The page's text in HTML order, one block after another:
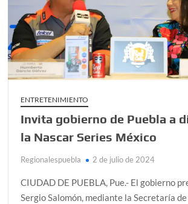
ENTRETENIMIENTO
Invita gobierno de Puebla a
la Nascar Series México
Regionalespuebla 2 de julio de 2024
CIUDAD DE PUEBLA, Pue.- El gobierno
Sergio Salomón, mediante la Secretaría